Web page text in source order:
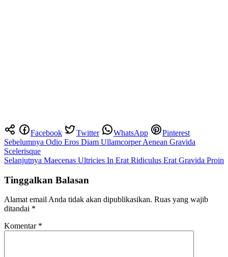
Facebook Twitter WhatsApp Pinterest
Navigasi
pos
Sebelumnya Odio Eros Diam Ullamcorper Aenean Gravida
Scelerisque
Selanjutnya Maecenas Ultricies In Erat Ridiculus Erat Gravida Proin
Tinggalkan Balasan
Alamat email Anda tidak akan dipublikasikan. Ruas yang wajib
ditandai *
Komentar *